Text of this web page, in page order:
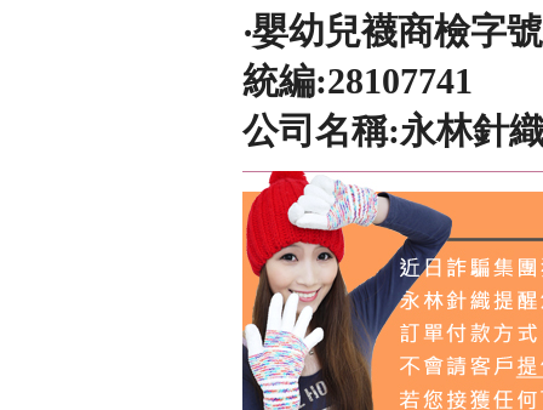
‧嬰幼兒襪商檢字號
統編:28107741
公司名稱:永林針